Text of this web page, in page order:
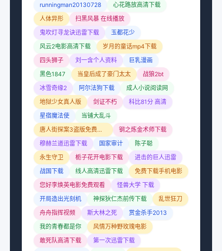
runningman20130728
心花路放高清下载
人体异形
扫黑风暴 在线播放
鬼吹灯寻龙诀迅雷下载
玉都花少
风云2电影高清下载
岁月的童话mp4下载
四头狮子
刘一含个人资料
巨乳漫画
黑色1847
当皇后成了豪门太太
战狼2bt
冰雪奇缘2
阿尔法狗下载
成人小说阅读网
地狱少女真人版
剑证不朽
科比81分 高清
星宿魔法使
当铺大乱斗
唐人街探案3盗版免费播放
钢之炼金术师下载
穆赫兰道迅雷下载
国家审计
陈子聪
永生守卫
栀子花开电影下载
进击的巨人迅雷
战国下载
线人高清迅雷下载
免费下载手机电影
您好李焕英电影免费观看
怪兽大学 下载
开局造出光刻机
神探狄仁杰前传下载
乱世狂刀
舟舟指挥视频
斯大林之死
赏金杀手2013
我的青春都是你
风情万种野玫瑰电影
敢死队高清下载
第一次迅雷下载